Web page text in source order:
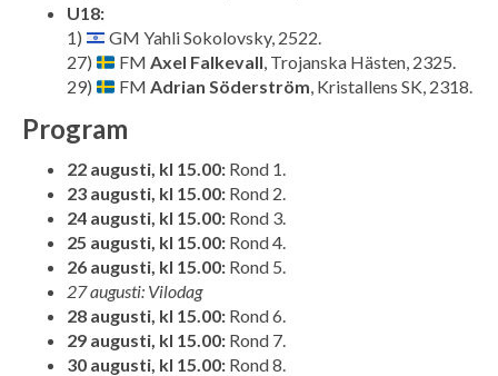
U18:
1)
GM Yahli Sokolovsky, 2522.
27)
FMAxel Falkevall, Trojanska Hästen, 2325.
29)
FMAdrian Söderström, Kristallens SK, 2318.
Program
22 augusti, kl 15.00: Rond 1.
23 augusti, kl 15.00: Rond 2.
24 augusti, kl 15.00: Rond 3.
25 augusti, kl 15.00: Rond 4.
26 augusti, kl 15.00: Rond 5.
27 augusti: Vilodag
28 augusti, kl 15.00: Rond 6.
29 augusti, kl 15.00: Rond 7.
30 augusti, kl 15.00: Rond 8.